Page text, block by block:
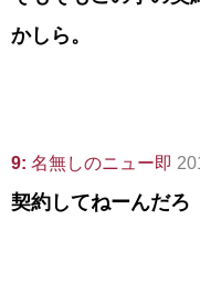
かしら。
9: 名無しのニュー即
契約してねーんだろ